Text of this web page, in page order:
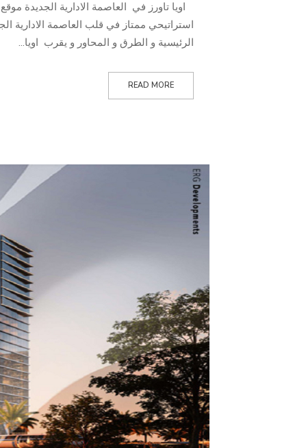
اويا تاورز في العاصمة الادارية الجديدة
استراتيحي ممتاز في قلب العاصمة الادارية
الرئيسية و الطرق و المحاور و يقرب اويا...
READ MORE